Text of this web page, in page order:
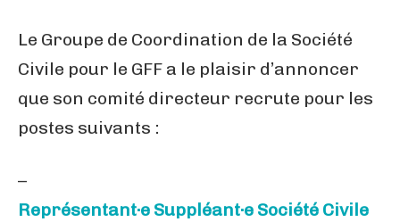
Le Groupe de Coordination de la Société
Civile pour le GFF a le plaisir d’annoncer
que son comité directeur recrute pour les
postes suivants :
–
Représentant·e Suppléant·e Société Civile